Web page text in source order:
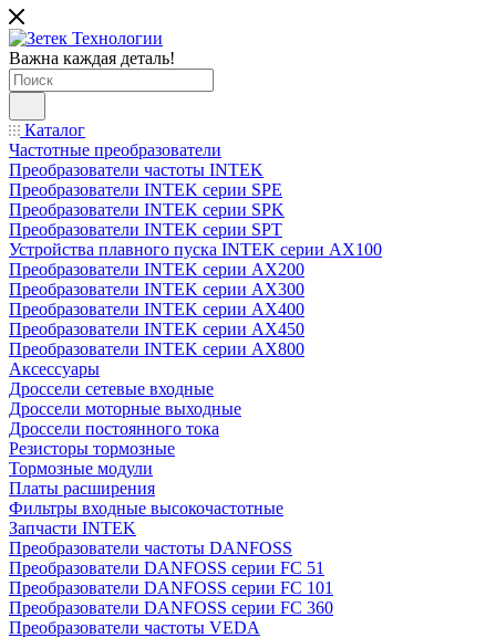
Важна каждая деталь!
Каталог
Частотные преобразователи
Преобразователи частоты INTEK
Преобразователи INTEK серии SPE
Преобразователи INTEK серии SPK
Преобразователи INTEK серии SPT
Устройства плавного пуска INTEK серии AX100
Преобразователи INTEK серии AX200
Преобразователи INTEK серии AX300
Преобразователи INTEK серии AX400
Преобразователи INTEK серии AX450
Преобразователи INTEK серии AX800
Аксессуары
Дроссели сетевые входные
Дроссели моторные выходные
Дроссели постоянного тока
Резисторы тормозные
Тормозные модули
Платы расширения
Фильтры входные высокочастотные
Запчасти INTEK
Преобразователи частоты DANFOSS
Преобразователи DANFOSS серии FC 51
Преобразователи DANFOSS серии FC 101
Преобразователи DANFOSS серии FC 360
Преобразователи частоты VEDA